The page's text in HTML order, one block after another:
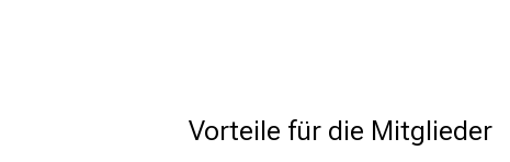
Vorteile für die Mitglieder